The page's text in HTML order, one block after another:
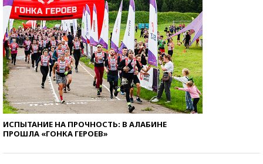
ИСПЫТАНИЕ НА ПРОЧНОСТЬ: В АЛАБИНЕ
ПРОШЛА «ГОНКА ГЕРОЕВ»